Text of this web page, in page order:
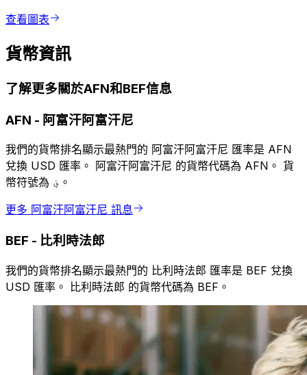
查看圖表
貨幣資訊
了解更多關於AFN和BEF信息
AFN - 阿富汗阿富汗尼
我們的貨幣排名顯示最熱門的 阿富汗阿富汗尼 匯率是 AFN
兌換 USD 匯率。 阿富汗阿富汗尼 的貨幣代碼為 AFN。 貨
幣符號為 ؋。
更多 阿富汗阿富汗尼 訊息
BEF - 比利時法郎
我們的貨幣排名顯示最熱門的 比利時法郎 匯率是 BEF 兌換
USD 匯率。 比利時法郎 的貨幣代碼為 BEF。